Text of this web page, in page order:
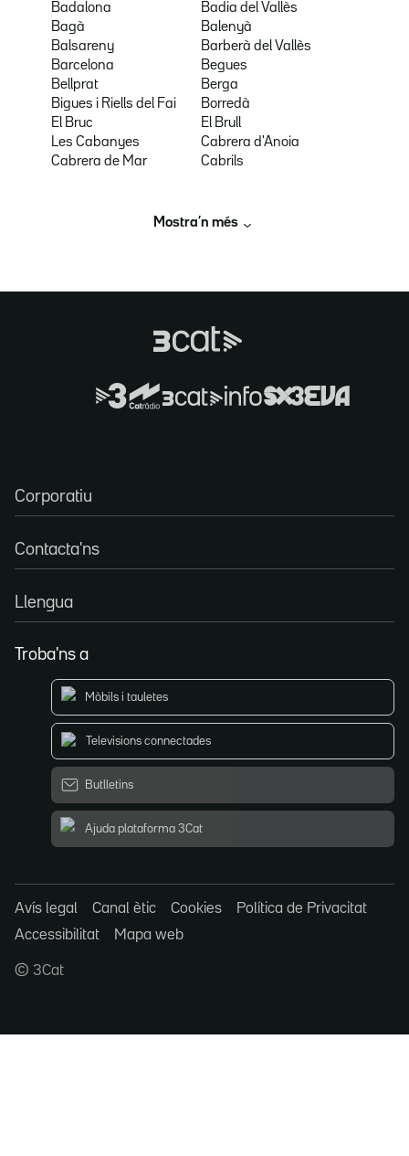
Badalona
Badia del Vallès
Bagà
Balenyà
Balsareny
Barberà del Vallès
Barcelona
Begues
Bellprat
Berga
Bigues i Riells del Fai
Borredà
El Bruc
El Brull
Les Cabanyes
Cabrera d'Anoia
Cabrera de Mar
Cabrils
Mostra’n més
Corporatiu
Contacta'ns
Llengua
Troba'ns a
Mòbils i tauletes
Televisions connectades
Butlletins
Ajuda plataforma 3Cat
Avís legal Canal ètic Cookies
Política de Privacitat
Accessibilitat
Mapa web
© 3Cat